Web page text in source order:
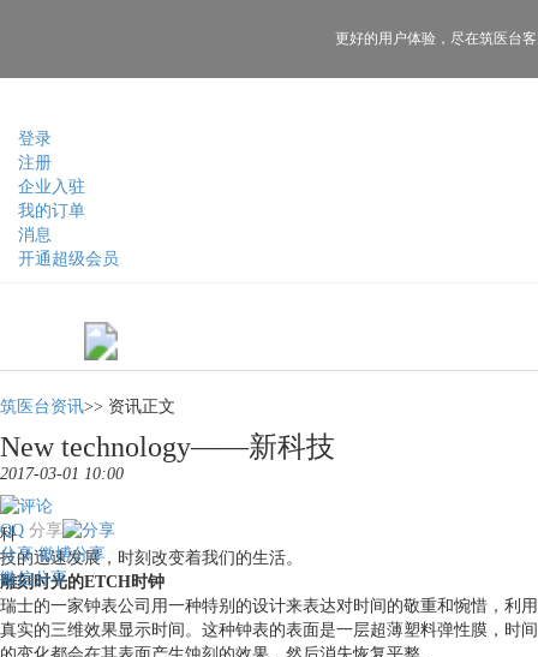
登录
注册
企业入驻
我的订单
消息
开通超级会员
更好的用户体验， 尽在筑医台
筑医台资讯>> 资讯正文
New technology——新科技
2017-03-01 10:00
分享
QQ
分享 微博分享
微信分享
科
技的迅速发展，时刻改变着我们的生活。
雕刻时光的ETCH时钟
瑞士的一家钟表公司用一种特别的设计来表达对时间的敬重和惋惜，利用
真实的三维效果显示时间。这种钟表的表面是一层超薄塑料弹性膜，时间